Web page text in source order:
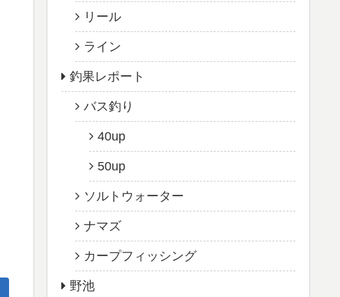
リール
ライン
釣果レポート
バス釣り
40up
50up
ソルトウォーター
ナマズ
カープフィッシング
野池